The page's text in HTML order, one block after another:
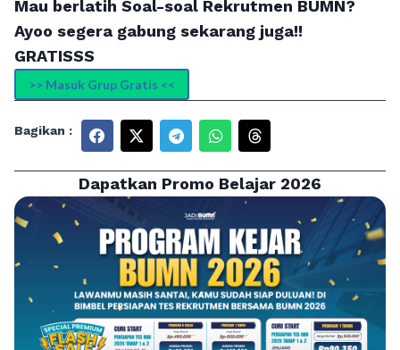
Mau berlatih Soal-soal Rekrutmen BUMN?
Ayoo segera gabung sekarang juga!!
GRATISSS
>> Masuk Grup Gratis <<
Bagikan :
Dapatkan Promo Belajar 2026